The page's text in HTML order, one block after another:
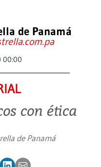
de Panamá
00:00
con ética
de Panamá